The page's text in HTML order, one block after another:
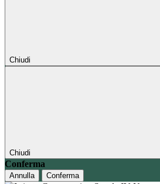
Chiudi
Chiudi
Conferma
Annulla Conferma